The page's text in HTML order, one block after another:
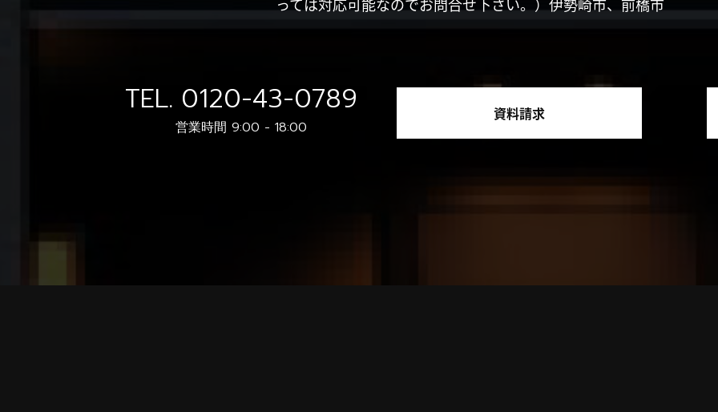
TEL. 0120-43-0789
営業時間 9:00 - 18:00
資料請求